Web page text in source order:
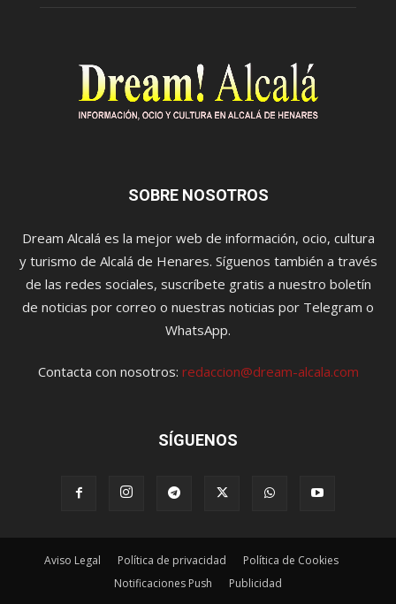
SOBRE NOSOTROS
Dream Alcalá es la mejor web de información, ocio, cultura
y turismo de Alcalá de Henares. Síguenos también a través
de las redes sociales, suscríbete gratis a nuestro boletín
de noticias por correo o nuestras noticias por Telegram o
WhatsApp.
Contacta con nosotros: redaccion@dream-alcala.com
SÍGUENOS
Aviso Legal Política de privacidad
Política de Cookies
Notificaciones Push
Publicidad